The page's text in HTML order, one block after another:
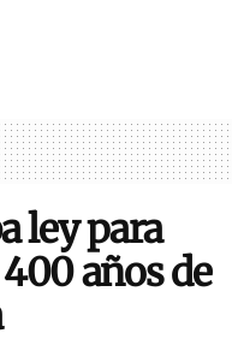
ley para
años de